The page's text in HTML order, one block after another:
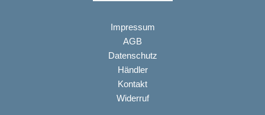
Impressum
AGB
Datenschutz
Händler
Kontakt
Widerruf